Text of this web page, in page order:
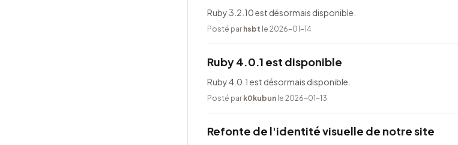
Ruby 3.2.10 est désormais disponible.
Posté par hsbt le 2026-01-14
Ruby 4.0.1 est disponible
Ruby 4.0.1 est désormais disponible.
Posté par k0kubun le 2026-01-13
Refonte de l'identité visuelle de notre site